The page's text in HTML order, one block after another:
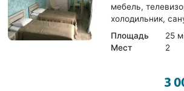
мебель,
холодильник,
Площадь
25 м
Мест 2
3